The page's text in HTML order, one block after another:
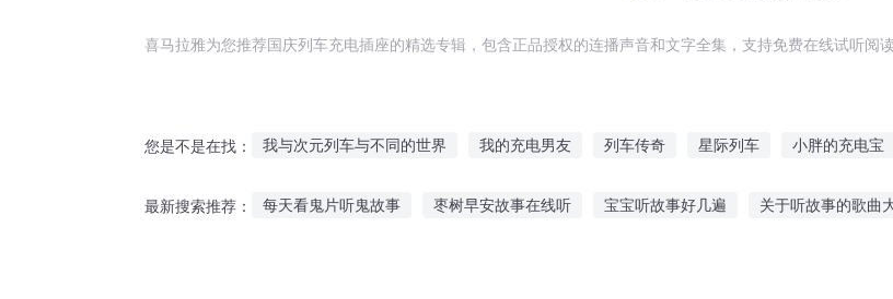
喜马拉雅为您推荐国庆列车充电插座的精选专辑，包含正品授权的连播声音和文字全集，支持免费在线试听阅
您是不是在找： 我与次元列车与不同的世界 我的充电男友 列车传奇 星际列车 小胖的充电宝
最新搜索推荐： 每天看鬼片听鬼故事 枣树早安故事在线听 宝宝听故事好几遍 关于听故事的歌曲